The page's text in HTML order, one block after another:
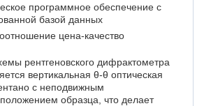
программное обеспечение с
базой данных
цена-качество
рентгеновского дифрактометра
вертикальная θ-θ оптическая
с неподвижным
образца, что делает